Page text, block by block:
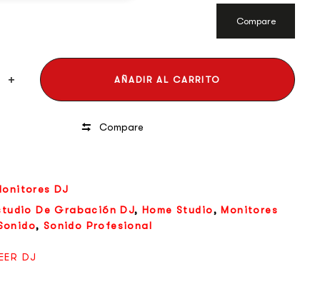
Compare
AÑADIR AL CARRITO
Compare
DJ
De Grabación DJ, Home Studio, Monitores
, Sonido Profesional
DJ